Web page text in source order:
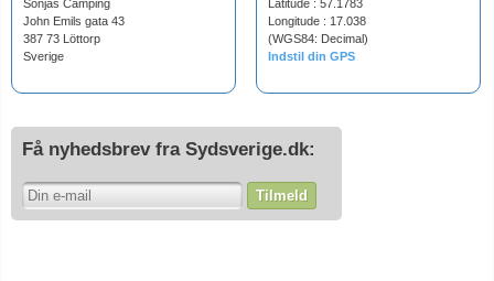
Sonjas Camping
John Emils gata 43
387 73 Löttorp
Sverige
Latitude : 57.1783
Longitude : 17.038
(WGS84: Decimal)
Indstil din GPS
Få nyhedsbrev fra Sydsverige.dk:
Tilmeld